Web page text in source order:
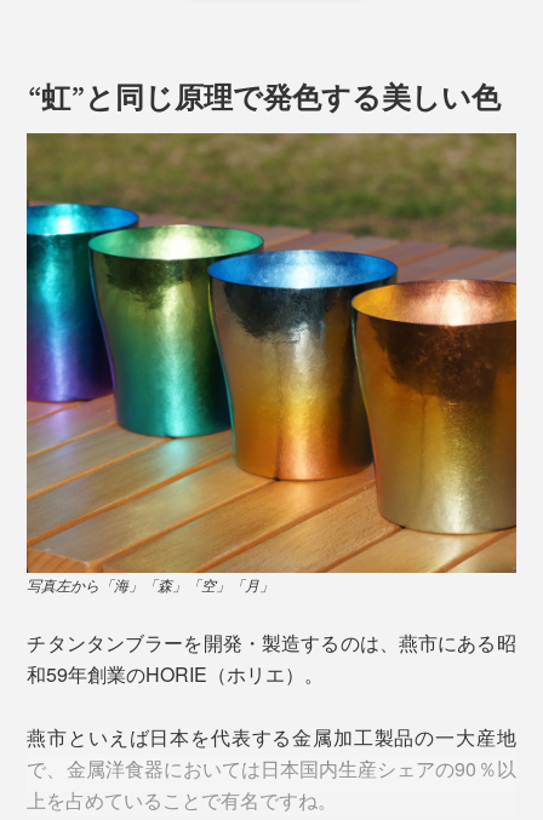
タンブラーの飲み口は、なんと1ミリ以下の薄さです
が、2枚の極薄チタンをピッタリ緻密に重ね合せていま
そのおかげで、内側のチタンと表面のチタンの間に空気
の層ができ、高い保冷力・保温力を発揮します。
“虹”と同じ原理で発色する美しい色
写真左から「海」「森」「空」「月」
チタンタンブラーを開発・製造するのは、燕市にある昭
和59年創業のHORIE（ホリエ）。
燕市といえば日本を代表する金属加工製品の一大産地
で、金属洋食器においては日本国内生産シェアの90％以
上を占めていることで有名ですね。